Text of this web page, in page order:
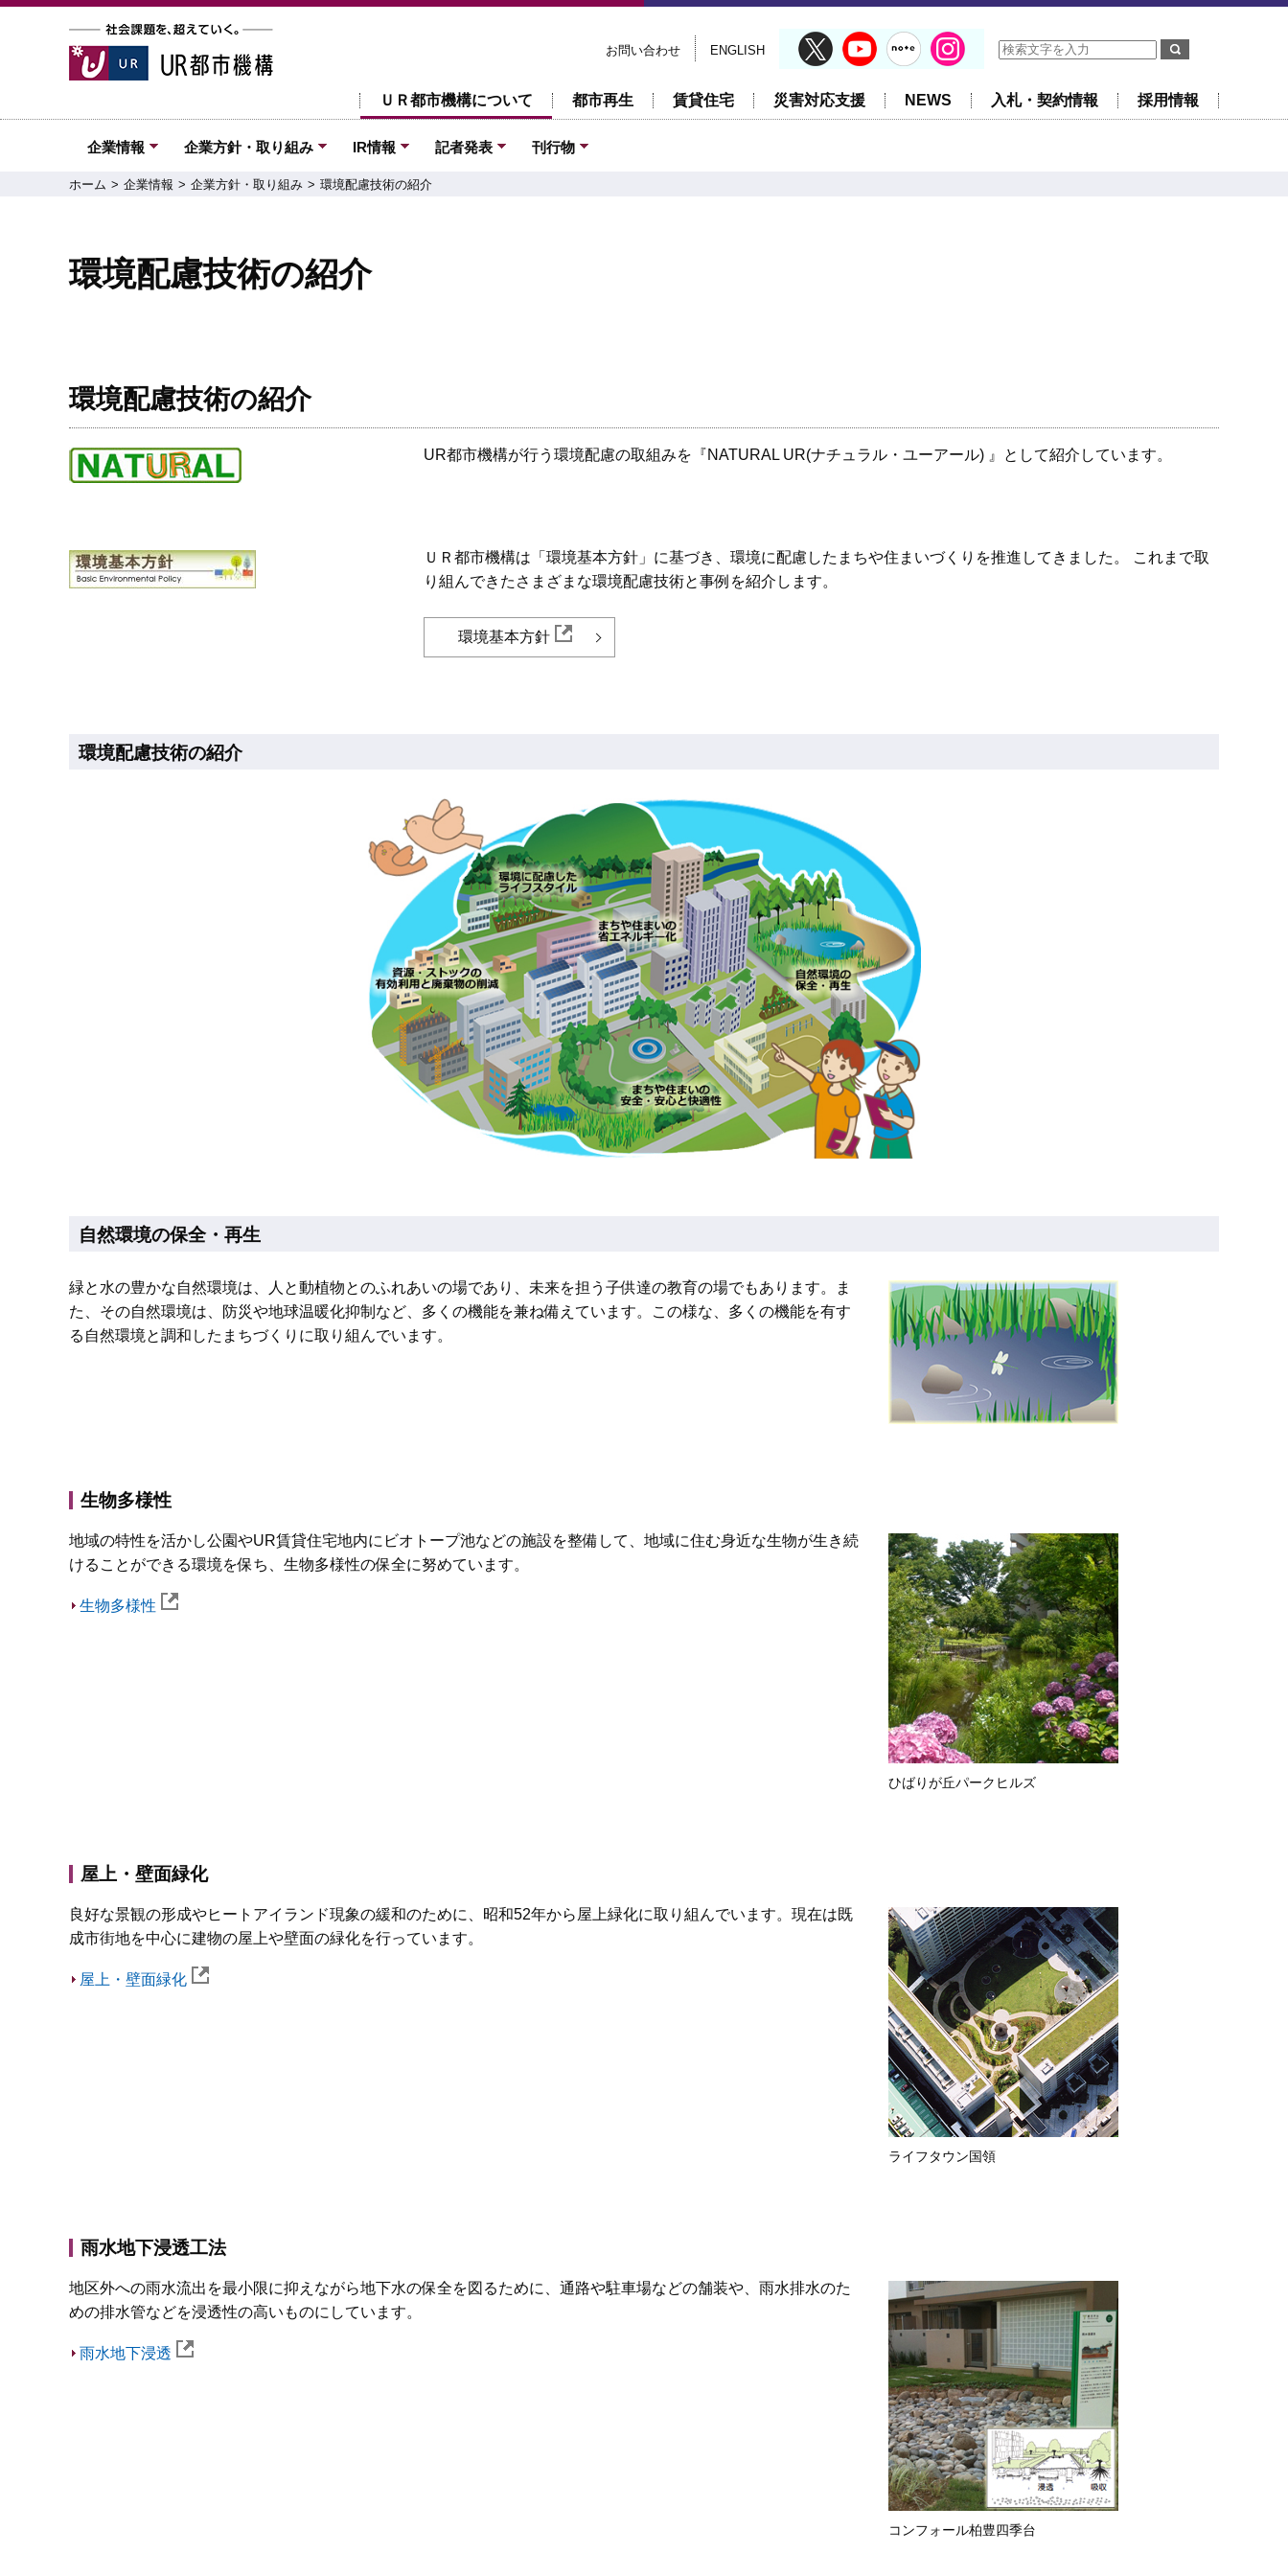
お問い合わせ ENGLISH
ＵＲ都市機構について 都市再生 賃貸住宅 災害対応支援 NEWS 入札・契約情報 採用情報
企業情報 企業方針・取り組み IR情報 記者発表 刊行物
ホーム 企業情報 企業方針・取り組み 環境配慮技術の紹介
環境配慮技術の紹介
環境配慮技術の紹介
UR都市機構が行う環境配慮の取組みを『NATURAL UR(ナチュラル・ユーアール) 』として紹介しています。
ＵＲ都市機構は「環境基本方針」に基づき、環境に配慮したまちや住まいづくりを推進してきました。 これまで取
り組んできたさまざまな環境配慮技術と事例を紹介します。
環境基本方針
環境配慮技術の紹介
自然環境の保全・再生
緑と水の豊かな自然環境は、人と動植物とのふれあいの場であり、未来を担う子供達の教育の場でもあります。ま
た、その自然環境は、防災や地球温暖化抑制など、多くの機能を兼ね備えています。この様な、多くの機能を有す
る自然環境と調和したまちづくりに取り組んでいます。
生物多様性
地域の特性を活かし公園やUR賃貸住宅地内にビオトープ池などの施設を整備して、地域に住む身近な生物が生き続
けることができる環境を保ち、生物多様性の保全に努めています。
生物多様性
ひばりが丘パークヒルズ
屋上・壁面緑化
良好な景観の形成やヒートアイランド現象の緩和のために、昭和52年から屋上緑化に取り組んでいます。現在は既
成市街地を中心に建物の屋上や壁面の緑化を行っています。
屋上・壁面緑化
ライフタウン国領
雨水地下浸透工法
地区外への雨水流出を最小限に抑えながら地下水の保全を図るために、通路や駐車場などの舗装や、雨水排水のた
めの排水管などを浸透性の高いものにしています。
雨水地下浸透
コンフォール柏豊四季台